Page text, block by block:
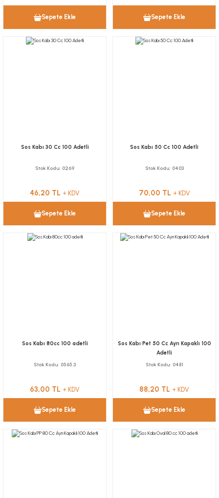
Sepete Ekle Sepete Ekle
Sos Kabı 30 Cc 100 Adetli
Stok Kodu 0269
46,20 TL + KDV
Sepete Ekle
Sos Kabı 50 Cc 100 Adetli
Stok Kodu 0403
70,00 TL + KDV
Sepete Ekle
Sos Kabı 80cc 100 adetli
Stok Kodu 0565.3
63,00 TL + KDV
Sepete Ekle
Sos Kabı Pet 50 Cc Ayrı Kapaklı 100
Adetli
Stok Kodu 0481
88,20 TL + KDV
Sepete Ekle